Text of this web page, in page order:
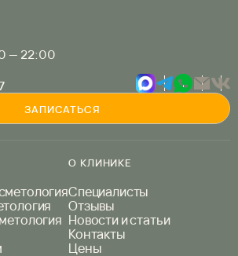
— 22:00
ЗАПИСАТЬСЯ
О КЛИНИКЕ
Специалисты
Отзывы
Новости и статьи
Контакты
Цены